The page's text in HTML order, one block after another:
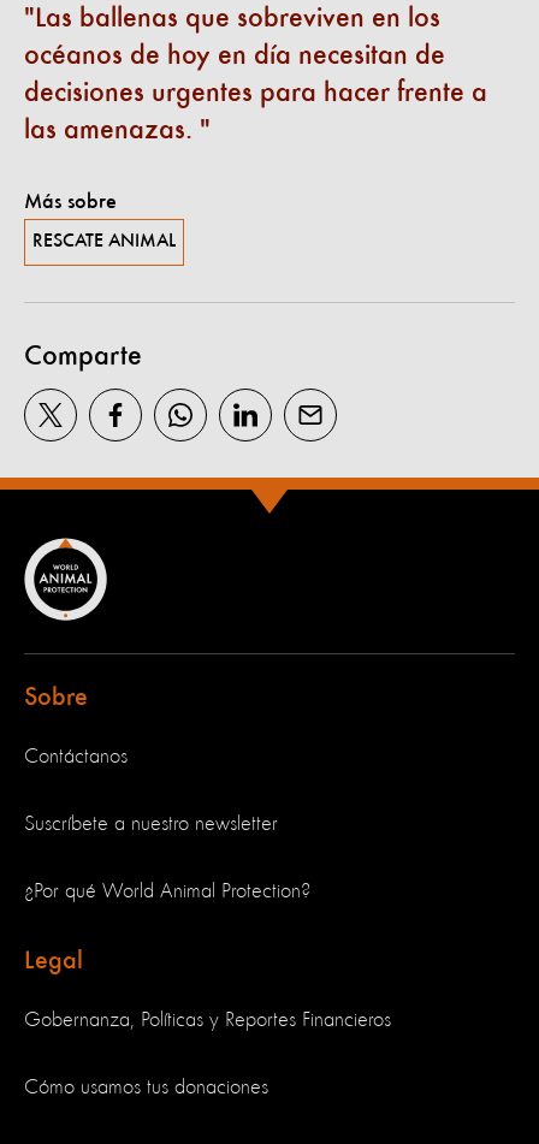
Las ballenas que sobreviven en los
océanos de hoy en día necesitan de
decisiones urgentes para hacer frente a
las amenazas.
Más sobre
RESCATE ANIMAL
Comparte
Sobre
Contáctanos
Suscríbete a nuestro newsletter
¿Por qué World Animal Protection?
Legal
Gobernanza, Políticas y Reportes Financieros
Cómo usamos tus donaciones